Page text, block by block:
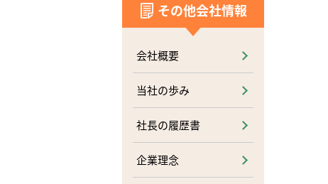
その他会社情報
会社概要
当社の歩み
社長の履歴書
企業理念